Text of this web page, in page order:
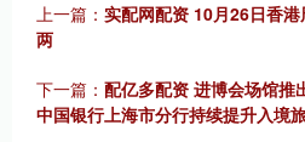
上一篇： 实配网配资 10月26日香
两
下一篇： 配亿多配资 进博会场馆推
中国银行上海市分行持续提升入境